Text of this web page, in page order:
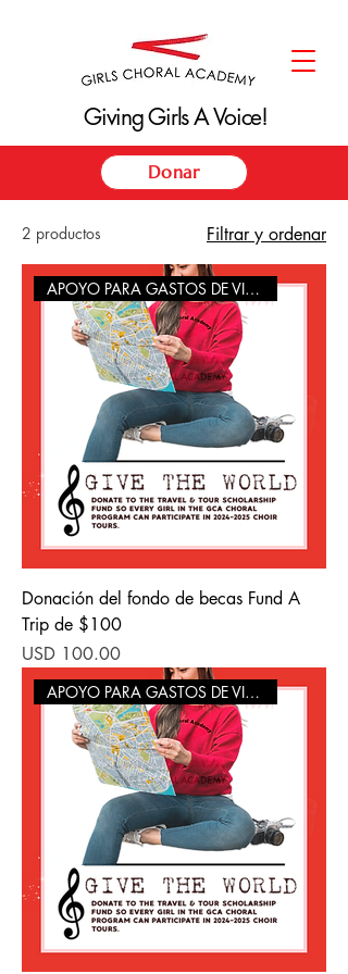
Donar
Giving Girls A Voice!
Giving Girls A Voice!
2 productos Filtrar y ordenar
APOYO PARA GASTOS DE VIAJE/TOUR
Donación del fondo de becas Fund A
Trip de $100
Precio
USD 100.00
APOYO PARA GASTOS DE VIAJE/TOUR